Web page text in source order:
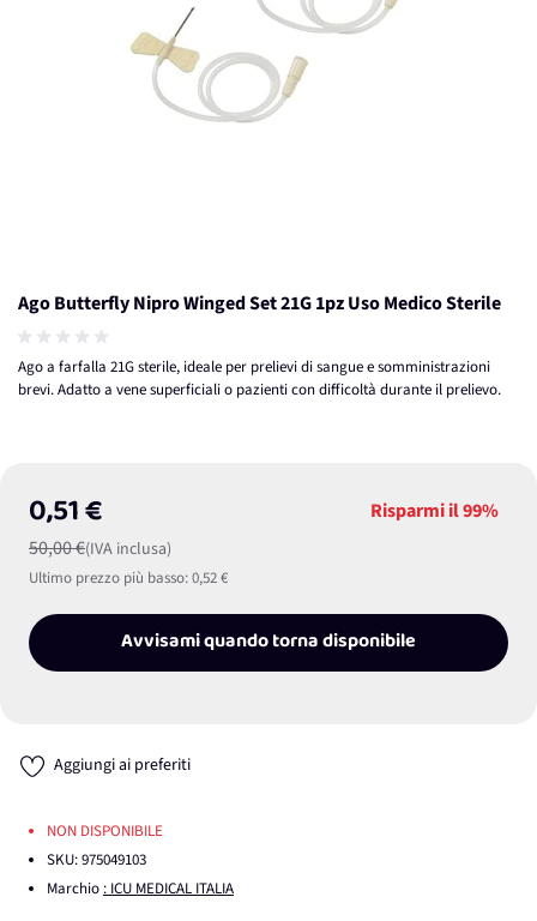
Ago Butterfly Nipro Winged Set 21G 1pz Uso Medico Sterile
Ago a farfalla 21G sterile, ideale per prelievi di sangue e somministrazioni
brevi. Adatto a vene superficiali o pazienti con difficoltà durante il prelievo.
0,51 €
50,00 €(IVA inclusa)
Risparmi il99%
Ultimo prezzo più basso:0,52 €
Avvisami quando torna disponibile
Aggiungi ai preferiti
NON DISPONIBILE
SKU:975049103
Marchio : ICU MEDICAL ITALIA